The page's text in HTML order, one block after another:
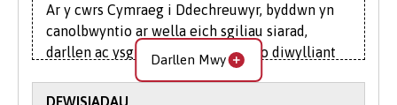
Ar y cwrs Cymraeg i Ddechreuwyr, byddwn yn
canolbwyntio ar wella eich sgiliau siarad,
darllen ac ysgrifennu gan gyflwyno diwylliant
Cymreig a hanes yr iaith i chi. O chwedlau
canoloesol i’r gweithle cyfoes, cewch glywed
Darllen Mwy
DEWISIADAU